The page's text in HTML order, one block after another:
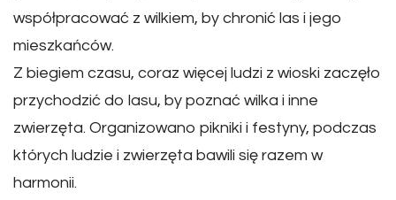
współpracować z wilkiem, by chronić las i jego
mieszkańców.
Z biegiem czasu, coraz więcej ludzi z wioski zaczęło
przychodzić do lasu, by poznać wilka i inne
zwierzęta. Organizowano pikniki i festyny, podczas
których ludzie i zwierzęta bawili się razem w
harmonii.